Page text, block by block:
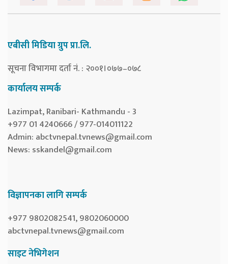
एबीसी मिडिया ग्रुप प्रा.लि.
सूचना विभागमा दर्ता नं. : २००१।०७७–०७८
कार्यालय सम्पर्क
Lazimpat, Ranibari- Kathmandu - 3
+977 01 4240666 / 977-014011122
Admin: abctvnepal.tvnews@gmail.com
News: sskandel@gmail.com
विज्ञापनका लागि सम्पर्क
+977 9802082541, 9802060000
abctvnepal.tvnews@gmail.com
साइट नेभिगेशन